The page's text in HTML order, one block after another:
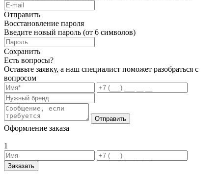
Отправить
Восстановление пароля
Введите новый пароль (от 6 символов)
Сохранить
Есть вопросы?
Оставьте заявку, а наш специалист поможет разобраться с
вопросом
Отправить
Оформление заказа
1
Заказать